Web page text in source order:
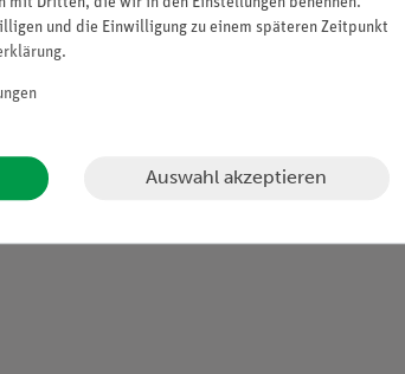
Dämpfungswerte. Die entsprechenden Verhältnisse
einen kleinen Dämpfungswert bei verschiedenen
und die Einwilligung zu einem späteren Zeitpunkt
.
Auswahl akzeptieren